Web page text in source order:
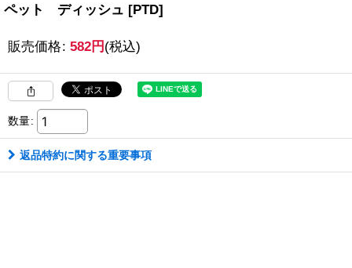
ペット ディッシュ [PTD]
販売価格: 582円 (税込)
数量:
返品特約に関する重要事項